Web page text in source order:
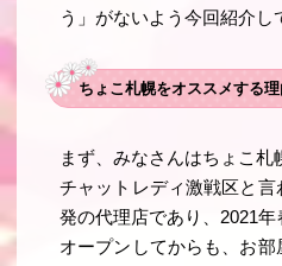
う」がないよう今回紹介し
ちょこ札幌をオススメする
まず、みなさんはちょこ札
チャットレディ激戦区と
発の代理店であり、2021
オープンしてからも、お